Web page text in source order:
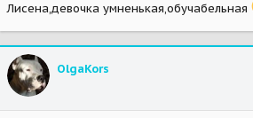
Лисена,девочка умненькая,обучабельная
OlgaKors